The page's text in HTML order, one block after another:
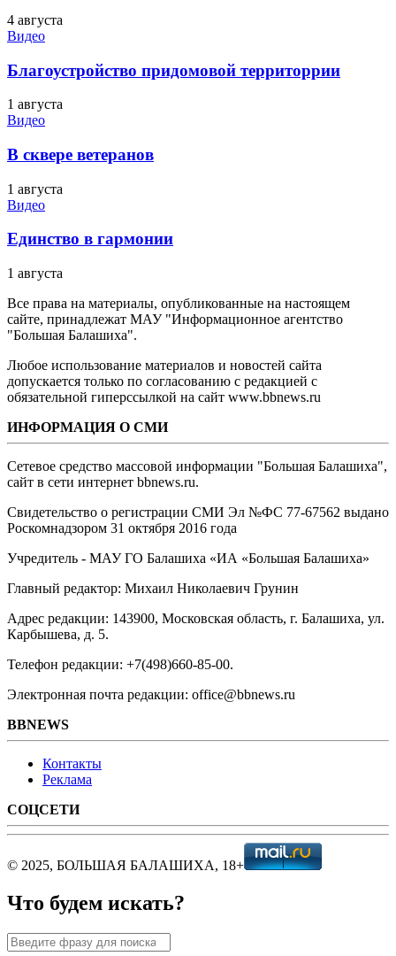
4 августа
Видео
Благоустройство придомовой территоррии
1 августа
Видео
В сквере ветеранов
1 августа
Видео
Единство в гармонии
1 августа
Все права на материалы, опубликованные на настоящем
сайте, принадлежат МАУ "Информационное агентство
"Большая Балашиха".
Любое использование материалов и новостей сайта
допускается только по согласованию с редакцией с
обязательной гиперссылкой на сайт www.bbnews.ru
ИНФОРМАЦИЯ О СМИ
Сетевое средство массовой информации "Большая Балашиха",
сайт в сети интернет bbnews.ru.
Свидетельство о регистрации СМИ Эл №ФС ‎77-67562 выдано
Роскомнадзором 31 октября 2016 года
Учредитель - МАУ ГО Балашиха «ИА «Большая Балашиха»
Главный редактор: Михаил Николаевич Грунин
Адрес редакции: 143900, Московская область, г. Балашиха, ул.
Карбышева, д. 5.
Телефон редакции: +7(498)660-85-00.
Электронная почта редакции: office@bbnews.ru
BBNEWS
Контакты
Реклама
СОЦСЕТИ
© 2025, БОЛЬШАЯ БАЛАШИХА, 18+
Что будем искать?